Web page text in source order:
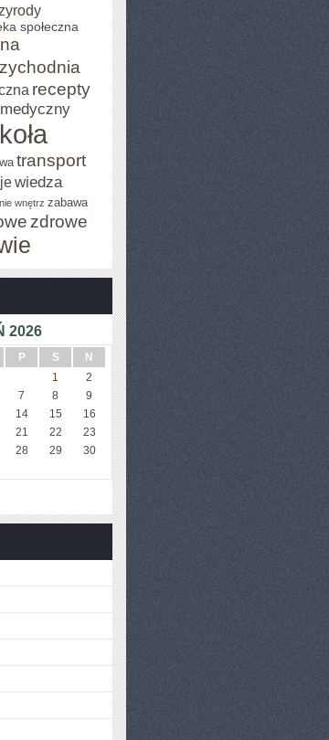
społeczna
recepty
transport
wiedza
wnętrz zabawa
zdrowe
2026
P S
N
1
2
7 8
9
14 15
16
21 22
23
28 29
30